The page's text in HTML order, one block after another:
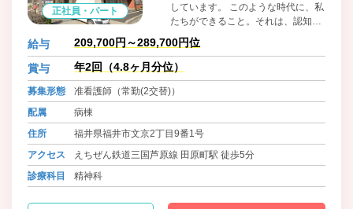
正社員・パート
しています。 このような時代に、私
たちができること。それは、認知症
や心の病を抱える方に対して、ある
いはご家族に対して十分な心のケア
を行うことです。 医師、看護師、ソ
ーシャルワーカーをはじめすべての
スタッフがチーム医療を心がけ、患
高い医療技術を提供していきます。
そして、地域の中に溶け込みあいな
がら、心あたたかくケアしていける
ような社会作りに貢献したいと考え
給与 209,700円～289,700円位
賞与 年2回（4.8ヶ月分位）
募集形態
准看護師（常勤(2交替)）
配属
病棟
住所
福井県福井市文京2丁目9番1号
アクセス
えちぜん鉄道三国芦原線 田原町駅 徒歩5分
診療科目
精神科